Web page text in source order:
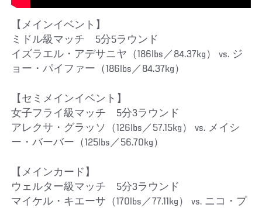
【メインイベント】
ミドル級マッチ 5分5ラウンド
イズラエル・アデサニヤ（186lbs／84.37kg） vs. ジ
ョー・パイファー（186lbs／84.37kg）
【セミメインイベント】
女子フライ級マッチ 5分3ラウンド
アレクサ・グラッソ（126lbs／57.15kg） vs. メイシ
ー・バーバー（125lbs／56.70kg）
【メインカード】
ウェルター級マッチ 5分3ラウンド
マイケル・キエーサ（170lbs／77.11kg） vs. ニコ・プ